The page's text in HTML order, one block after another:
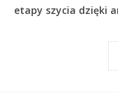
etapy szycia dzięki